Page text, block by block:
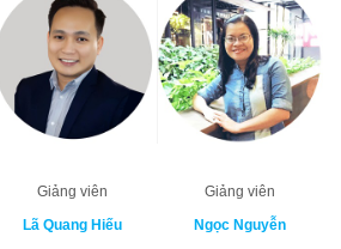
Giảng viên
Lã Quang Hiếu
Giảng viên
Ngọc Nguyễn